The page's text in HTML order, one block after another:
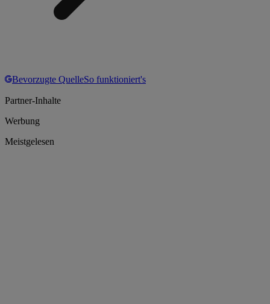
Bevorzugte QuelleSo funktioniert's
Partner-Inhalte
Werbung
Meistgelesen